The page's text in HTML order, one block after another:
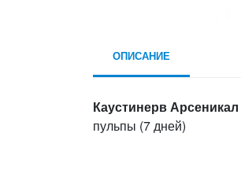
ОПИСАНИЕ
Каустинерв Арсеникал
пульпы (7 дней)